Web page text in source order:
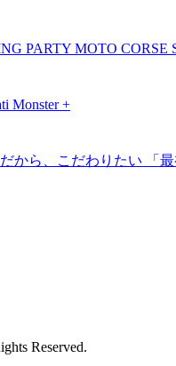
PARTY MOTO CORSE
Monster +
から、こだわりたい 「
Reserved.